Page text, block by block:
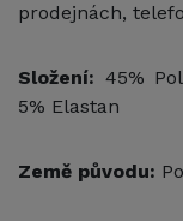
prodejnách,
Složení: 45%
5% Elastan
Země původu: